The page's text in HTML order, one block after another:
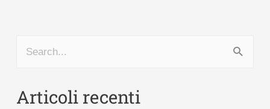
2020
Articoli recenti